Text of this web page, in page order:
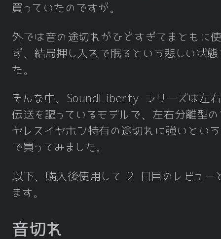
買っていたのですが。
外では音の途切れがひどすぎてまともに
ず、結局押し入れで眠るという悲しい状態
た。
そんな中、SoundLiberty シリーズは左
伝送を謳っているモデルで、左右分離型の
ヤレスイヤホン特有の途切れに強いとい
で買ってみました。
以下、購入後使用して 2 日目のレビュー
ます。
音切れ